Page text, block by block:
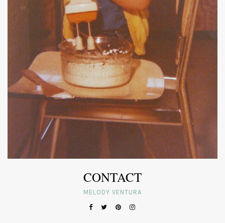
CONTACT
MELODY VENTURA